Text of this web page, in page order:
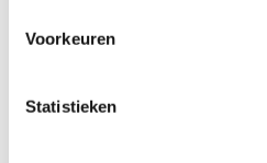
Voorkeuren
Statistieken
aandacht geven
next level met een